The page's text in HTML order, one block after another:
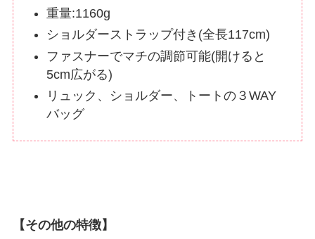
重量:1160g
ショルダーストラップ付き(全長117cm)
ファスナーでマチの調節可能(開けると
5cm広がる)
リュック、ショルダー、トートの３WAY
バッグ
【その他の特徴】